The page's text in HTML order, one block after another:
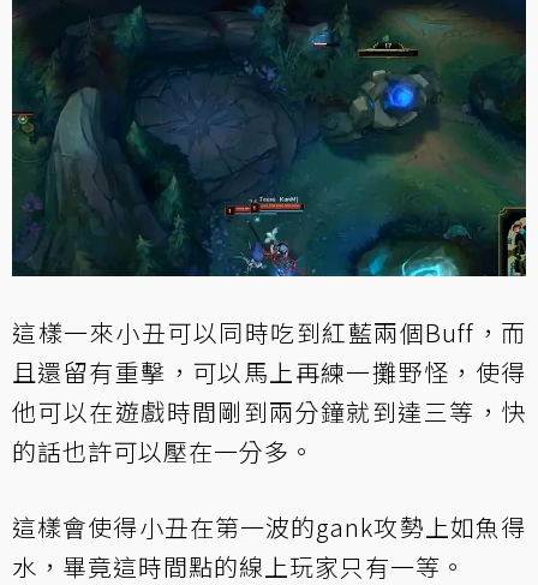
這樣一來小丑可以同時吃到紅藍兩個Buff，而
且還留有重擊，可以馬上再練一攤野怪，使得
他可以在遊戲時間剛到兩分鐘就到達三等，快
的話也許可以壓在一分多。
這樣會使得小丑在第一波的gank攻勢上如魚得
水，畢竟這時間點的線上玩家只有一等。